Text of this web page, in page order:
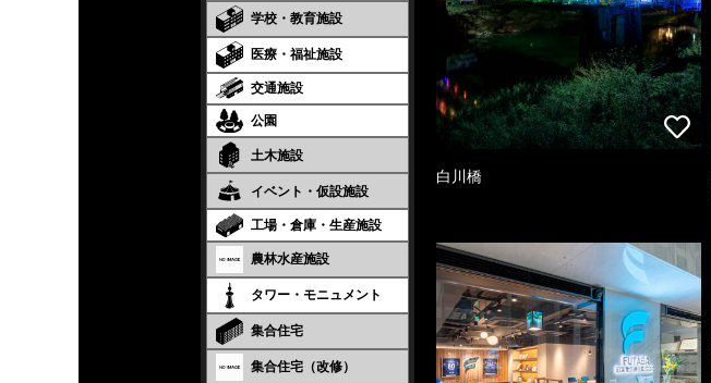
学校・教育施設
医療・福祉施設
交通施設
公園
土木施設
イベント・仮設施設
工場・倉庫・生産施設
農林水産施設
タワー・モニュメント
集合住宅
集合住宅（改修）
白川橋